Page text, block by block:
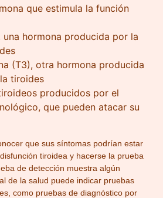
que estimula la función
una hormona producida por la
(T3), otra hormona producida
tiroides
producidos por el
que pueden atacar su
que sus síntomas podrían estar
tiroidea y hacerse la prueba
de detección muestra algún
de la salud puede indicar pruebas
como pruebas de diagnóstico por